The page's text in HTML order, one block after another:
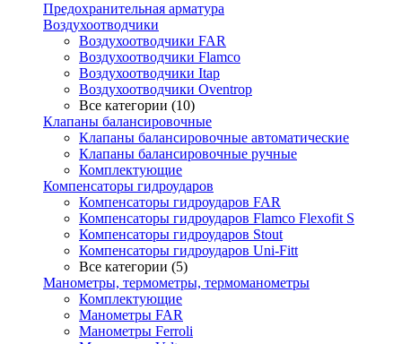
Предохранительная арматура
Воздухоотводчики
Воздухоотводчики FAR
Воздухоотводчики Flamco
Воздухоотводчики Itap
Воздухоотводчики Oventrop
Все категории (10)
Клапаны балансировочные
Клапаны балансировочные автоматические
Клапаны балансировочные ручные
Комплектующие
Компенсаторы гидроударов
Компенсаторы гидроударов FAR
Компенсаторы гидроударов Flamco Flexofit S
Компенсаторы гидроударов Stout
Компенсаторы гидроударов Uni-Fitt
Все категории (5)
Манометры, термометры, термоманометры
Комплектующие
Манометры FAR
Манометры Ferroli